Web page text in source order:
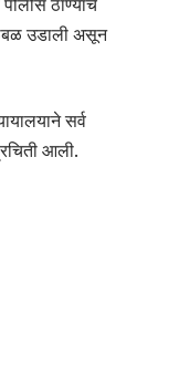
ठाण्याचे
उडाली असून
सर्व
आली.